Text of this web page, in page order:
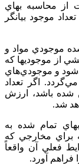
از محاسبه‌ بهاي‌
موجود بيانگر
موجودي‌ مواد و
از موجوديها كه‌
و موجودي‌هاي‌
اگر تعداد
شده‌ باشد، ارزش‌
شد.
تمام‌ شده‌ به‌
براي‌ مخارجي‌ كه‌
فعلي‌ آن‌ واقعاً
آورد.